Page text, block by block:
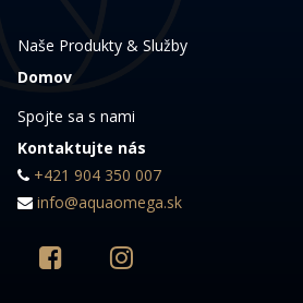
Naše Produkty & Služby
Domov
Spojte sa s nami
Kontaktujte nás
+421 904 350 007
info@aquaomega.sk